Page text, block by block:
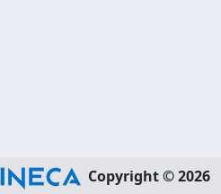
Copyright © 2026